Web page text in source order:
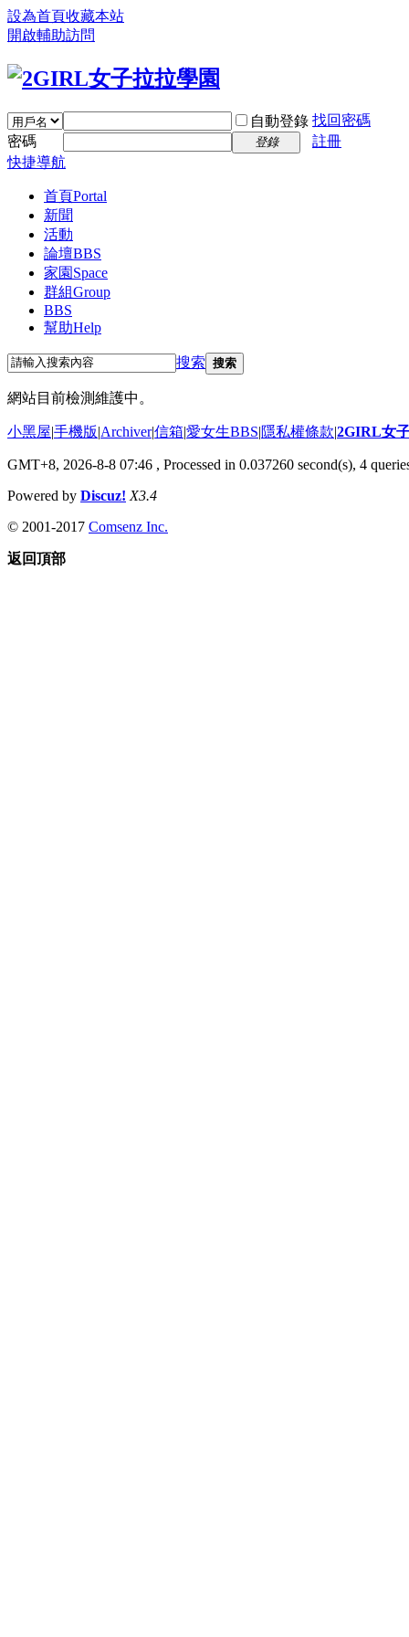
設為首頁收藏本站
開啟輔助訪問
自動登錄 找回密碼
密碼
登錄
註冊
快捷導航
首頁Portal
新聞
活動
論壇BBS
家園 Space
群組Group
BBS
幫助Help
搜索 搜索
網站目前檢測維護中。
小黑屋|手機版|Archiver|信箱|愛女生BBS|隱私權條款|2GIRL女
GMT+8, 2026-8-8 07:46 , Processed in 0.037260 second(s), 4
Powered by Discuz! X3.4
© 2001-2017 Comsenz Inc.
返回頂部